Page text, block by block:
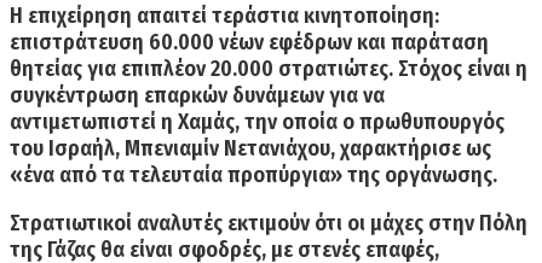
Η επιχείρηση απαιτεί τεράστια κινητοποίηση:
επιστράτευση 60.000 νέων εφέδρων και παράταση
θητείας για επιπλέον 20.000 στρατιώτες. Στόχος είναι η
συγκέντρωση επαρκών δυνάμεων για να
αντιμετωπιστεί η Χαμάς, την οποία ο πρωθυπουργός
του Ισραήλ, Μπενιαμίν Νετανιάχου, χαρακτήρισε ως
«ένα από τα τελευταία προπύργια» της οργάνωσης.
Στρατιωτικοί αναλυτές εκτιμούν ότι οι μάχες στην Πόλη
της Γάζας θα είναι σφοδρές, με στενές επαφές,